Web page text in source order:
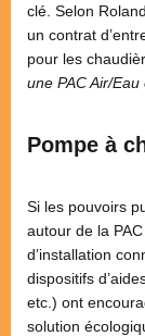
clé. Selon
un contrat
pour les
une PAC Air/
Pompe à
Si les pouvoirs
autour de la
d’installation
dispositifs
etc.) ont
solution